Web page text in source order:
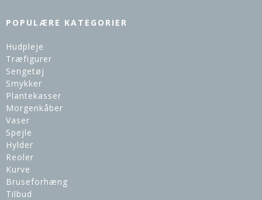
POPULÆRE KATEGORIER
Hudpleje
Træfigurer
Sengetøj
Smykker
Plantekasser
Morgenkåber
Vaser
Spejle
Hylder
Reoler
Kurve
Bruseforhæng
Tilbud